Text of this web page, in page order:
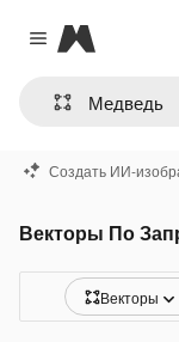
Close menu
Magnific
Создать ИИ-
Векторы По
Векторы